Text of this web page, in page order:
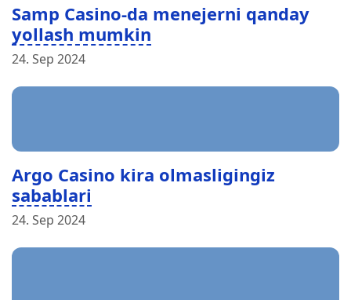
Samp Casino-da menejerni qanday
yollash mumkin
24. Sep 2024
Argo Casino kira olmasligingiz
sabablari
24. Sep 2024